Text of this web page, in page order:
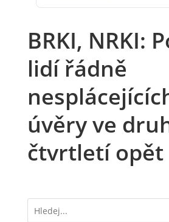
BRKI, NRKI:
lidí řádně
úvěry ve
čtvrtletí opět